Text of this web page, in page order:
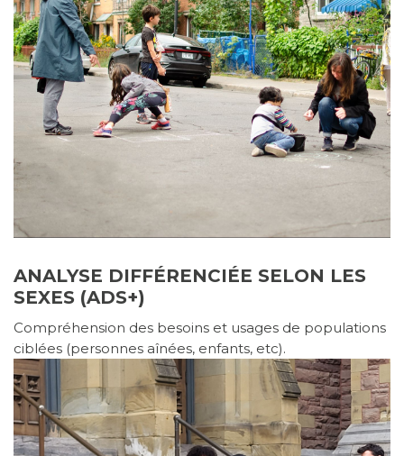
ANALYSE DIFFÉRENCIÉE SELON LES
SEXES (ADS+)
Compréhension des besoins et usages de populations
ciblées (personnes aînées, enfants, etc).